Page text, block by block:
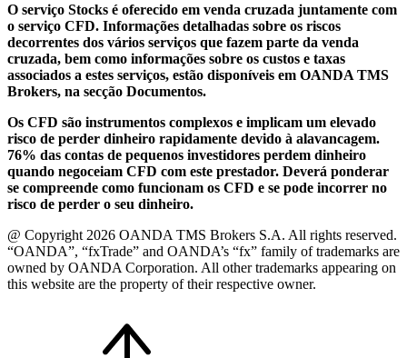
O serviço Stocks é oferecido em venda cruzada juntamente com
o serviço CFD. Informações detalhadas sobre os riscos
decorrentes dos vários serviços que fazem parte da venda
cruzada, bem como informações sobre os custos e taxas
associados a estes serviços, estão disponíveis em OANDA TMS
Brokers, na secção Documentos.
Os CFD são instrumentos complexos e implicam um elevado
risco de perder dinheiro rapidamente devido à alavancagem.
76% das contas de pequenos investidores perdem dinheiro
quando negoceiam CFD com este prestador. Deverá ponderar
se compreende como funcionam os CFD e se pode incorrer no
risco de perder o seu dinheiro.
@ Copyright 2026 OANDA TMS Brokers S.A. All rights reserved.
“OANDA”, “fxTrade” and OANDA’s “fx” family of trademarks are
owned by OANDA Corporation. All other trademarks appearing on
this website are the property of their respective owner.